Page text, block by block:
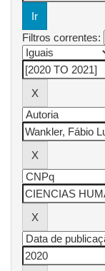
Filtros correntes: